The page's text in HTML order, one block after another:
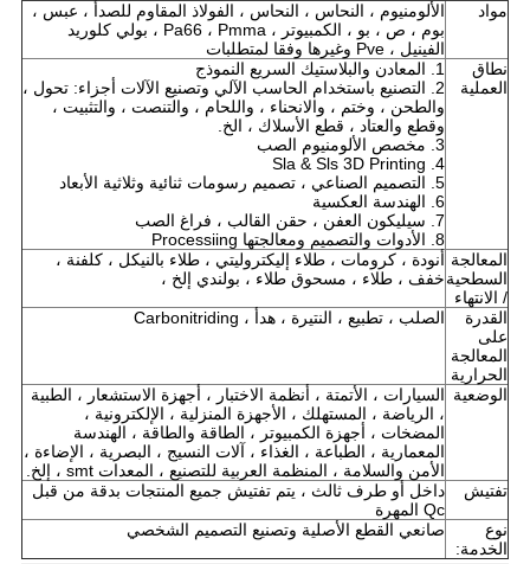
مواد
الألومنيوم ، النحاس ، النحاس ، الفولاذ المقاوم للصدأ ، عبس ،
بوم ، ص ، بو ، الكمبيوتر ، Pa66 ، Pmma ، بولي كلوريد
الفينيل ، Pve وغيرها وفقا لمتطلبات
نطاق
العملية
1. المعادن والبلاستيك السريع النموذج
2. التصنيع باستخدام الحاسب الآلي وتصنيع الآلات أجزاء: تحول ،
والطحن ، وختم ، والانحناء ، واللحام ، والتنصت ، والتثبيت ،
وقطع والعتاد ، قطع الأسلاك ، الخ.
3. مخصص الألومنيوم الصب
4. Sla & Sls 3D Printing
5. التصميم الصناعي ، تصميم رسومات ثنائية وثلاثية الأبعاد
6. الهندسة العكسية
7. سيليكون العفن ، حقن القالب ، فراغ الصب
8. الأدوات والتصميم ومعالجتها Processiing
المعالجة
السطحية
/ الانتهاء
أنودة ، كرومات ، طلاء إليكتروليتي ، طلاء بالنيكل ، كلفنة ،
خفف ، طلاء ، مسحوق طلاء ، بولندي إلخ ،
القدرة
على
المعالجة
الحرارية
الصلب ، تطبيع ، النتيرة ، هدأ ، Carbonitriding
الوضعية السيارات ، الأتمتة ، أنظمة الاختبار ، أجهزة الاستشعار ، الطبية
، الرياضة ، المستهلك ، الأجهزة المنزلية ، الإلكترونية ،
المضخات ، أجهزة الكمبيوتر ، الطاقة والطاقة ، الهندسة
المعمارية ، الطباعة ، الغذاء ، آلات النسيج ، البصرية ، الإضاءة ،
الأمن والسلامة ، المنظمة العربية للتصنيع ، المعدات smt ، إلخ.
تفتيش
داخل أو طرف ثالث ، يتم تفتيش جميع المنتجات بدقة من قبل
Qc المهرة
نوع
الخدمة:
صانعي القطع الأصلية وتصنيع التصميم الشخصي